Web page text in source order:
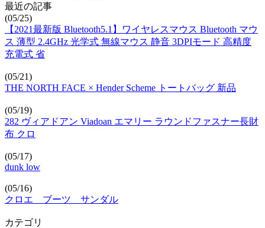
最近の記事
(05/25)
【2021最新版 Bluetooth5.1】ワイヤレスマウス Bluetooth マウ
ス 薄型 2.4GHz 光学式 無線マウス 静音 3DPIモード 高精度
充電式 省
(05/21)
THE NORTH FACE × Hender Scheme トートバッグ 新品
(05/19)
282 ヴィアドアン Viadoan エマリー ラウンドファスナー長財
布 クロ
(05/17)
dunk low
(05/16)
クロエ ブーツ サンダル
カテゴリ